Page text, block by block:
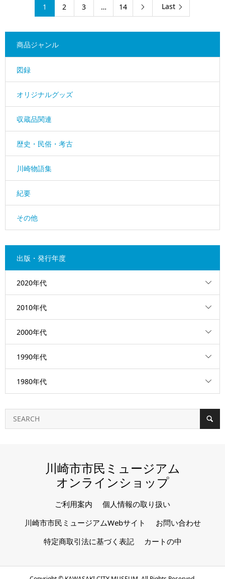
1 2 3 … 14  Last
商品ジャンル
図録
オリジナルグッズ
収蔵品関連
歴史・民俗・考古
川崎物語集
紀要
その他
出版・発行年度
2020年代
2010年代
2000年代
1990年代
1980年代
川崎市市民ミュージアム
オンラインショップ
ご利用案内
個人情報の取り扱い
川崎市市民ミュージアムWebサイト
お問い合わせ
特定商取引法に基づく表記
カートの中